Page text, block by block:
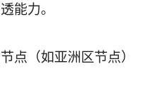
能力。
点（如亚洲区节点）